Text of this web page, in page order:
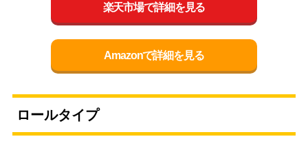
楽天市場で詳細を見る
Amazonで詳細を見る
ロールタイプ